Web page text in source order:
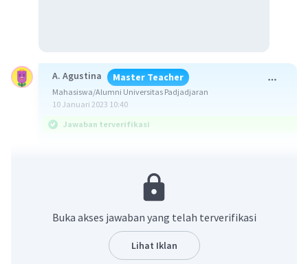
A. Agustina Master Teacher
Mahasiswa/Alumni Universitas Padjadjaran
10 Januari 2023 10:40
Jawaban terverifikasi
bersama antara dua makhluk hidup yang berbeda
jenis. Simbiosis dibedakan menjadi tiga, yaitu
mutulisme, komensalisme, dan parasitisme.
Buka akses jawaban yang telah terverifikasi
Lihat Iklan